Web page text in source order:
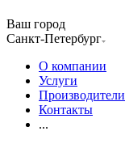
Ваш город
Санкт-Петербург
О компании
Услуги
Производители
Контакты
...